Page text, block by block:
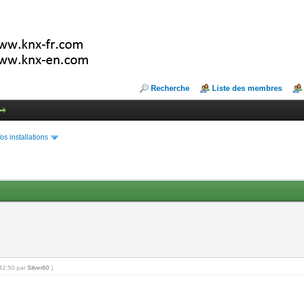
Recherche Liste des membres
installations
parSilver60 .)